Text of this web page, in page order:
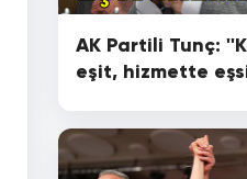
AK Partili Tunç:
eşit, hizmette